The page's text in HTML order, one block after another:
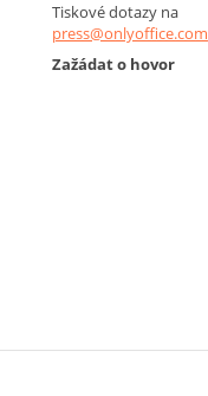
Tiskové dotazy na
press@onlyoffice.com
Zažádat o hovor